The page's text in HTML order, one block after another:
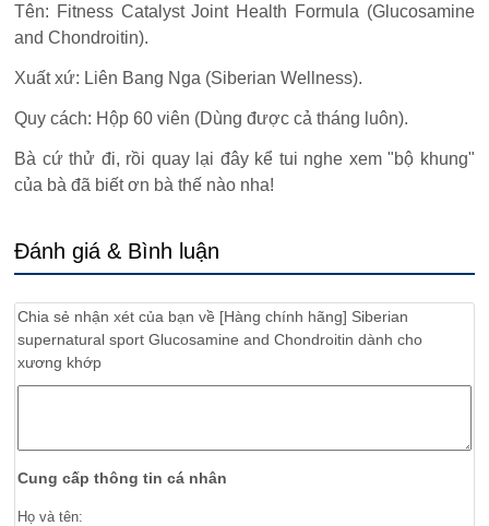
Tên: Fitness Catalyst Joint Health Formula (Glucosamine
and Chondroitin).
Xuất xứ: Liên Bang Nga (Siberian Wellness).
Quy cách: Hộp 60 viên (Dùng được cả tháng luôn).
Bà cứ thử đi, rồi quay lại đây kể tui nghe xem "bộ khung"
của bà đã biết ơn bà thế nào nha!
Đánh giá & Bình luận
Chia sẻ nhận xét của bạn về [Hàng chính hãng] Siberian
supernatural sport Glucosamine and Chondroitin dành cho
xương khớp
Cung cấp thông tin cá nhân
Họ và tên: